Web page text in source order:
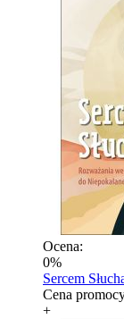
Ocena:
0%
Sercem
Cena
+